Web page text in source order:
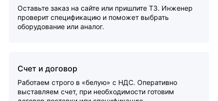
Оставьте заказ на сайте или пришлите ТЗ. Инженер
проверит спецификацию и поможет выбрать
оборудование или аналог.
Счет и договор
Работаем строго в «белую» с НДС. Оперативно
выставляем счет, при необходимости готовим